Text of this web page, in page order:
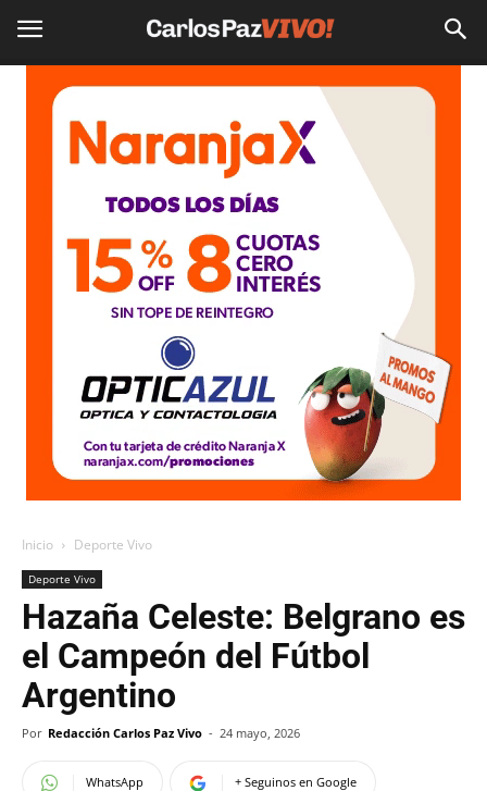
Inicio Deporte Vivo
Deporte Vivo
Hazaña Celeste: Belgrano es
el Campeón del Fútbol
Argentino
Por Redacción Carlos Paz Vivo - 24 mayo, 2026
WhatsApp + Seguinos en Google